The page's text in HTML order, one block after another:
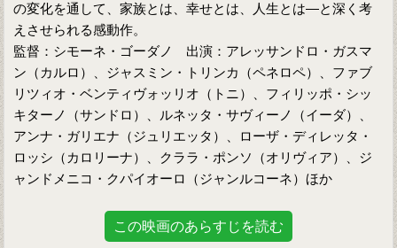
の変化を通して、家族とは、幸せとは、人生とは—と深く考
えさせられる感動作。
監督：シモーネ・ゴーダノ 出演：アレッサンドロ・ガスマ
ン（カルロ）、ジャスミン・トリンカ（ペネロペ）、ファブ
リツィオ・ベンティヴォッリオ（トニ）、フィリッポ・シッ
キターノ（サンドロ）、ルネッタ・サヴィーノ（イーダ）、
アンナ・ガリエナ（ジュリエッタ）、ローザ・ディレッタ・
ロッシ（カロリーナ）、クララ・ポンソ（オリヴィア）、ジ
ャンドメニコ・クパイオーロ（ジャンルコーネ）ほか
この映画のあらすじを読む